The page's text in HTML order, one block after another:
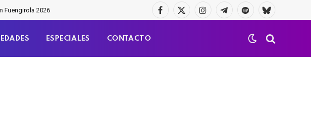
Fuengirola 2026
Facebook
X
InstagramTelegramaSpotifyBluesky
ESPECIALES CONTACTO